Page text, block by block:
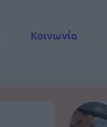
Κοινωνία